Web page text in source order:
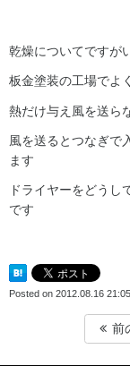
乾燥についてですが
板金塗装の工場でよ
熱だけ与え風を送ら
風を送るとつなぎで
ます
ドライヤーをどうし
です
Posted on 2012.08.16 21:05
前